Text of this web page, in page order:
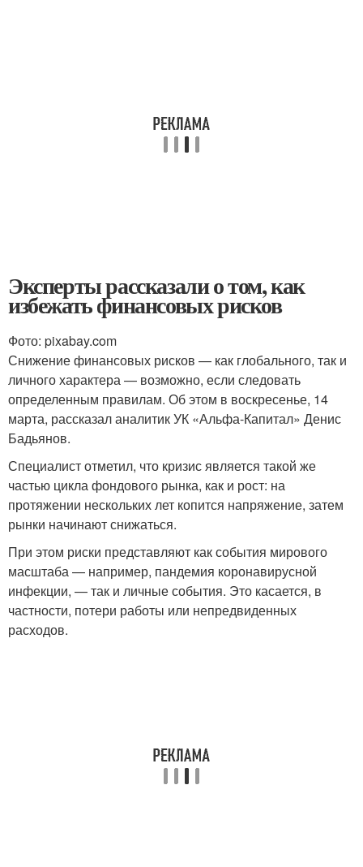
Эксперты рассказали о том, как
избежать финансовых рисков
Фото: pixabay.com
Снижение финансовых рисков — как глобального, так и
личного характера — возможно, если следовать
определенным правилам. Об этом в воскресенье, 14
марта, рассказал аналитик УК «Альфа-Капитал» Денис
Бадьянов.
Специалист отметил, что кризис является такой же
частью цикла фондового рынка, как и рост: на
протяжении нескольких лет копится напряжение, затем
рынки начинают снижаться.
При этом риски представляют как события мирового
масштаба — например, пандемия коронавирусной
инфекции, — так и личные события. Это касается, в
частности, потери работы или непредвиденных
расходов.